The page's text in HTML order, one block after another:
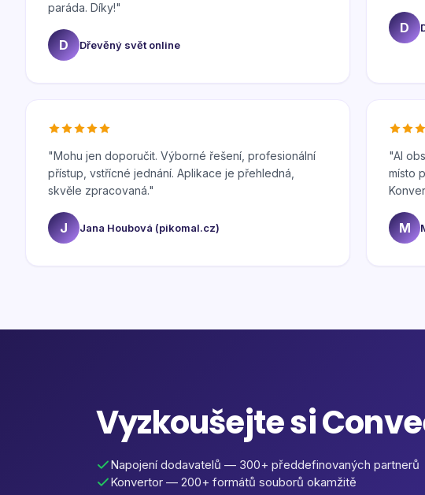
paráda. Díky!"
D Dřevěný svět online
D
"Mohu jen doporučit. Výborné řešení, profesionální
přístup, vstřícné jednání. Aplikace je přehledná,
skvěle zpracovaná."
J Jana Houbová (pikomal.cz)
"AI
místo
M
Vyzkoušejte si
Napojení dodavatelů — 300+ předdefinovaných partnerů
Konvertor — 200+ formátů souborů okamžitě